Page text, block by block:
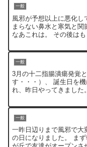
一般
風邪が予想以上に悪化し
まらない鼻水と寒気と
なあこれは。 その後は
一般
3月の十二指腸潰瘍発覚
す・・・）、 誕生日を
れ、昨日やってきました
一般
一昨日辺りまで風邪で大
の日になりました。 ま